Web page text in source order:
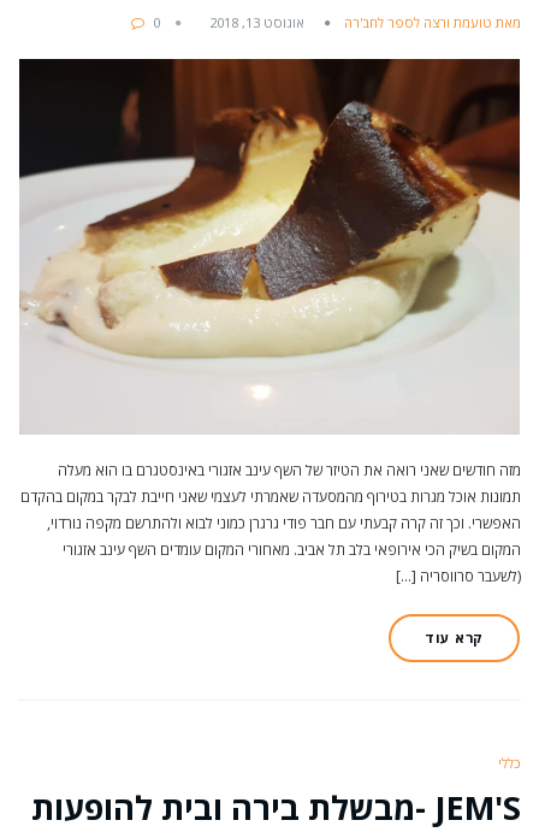
מאת טועמת ורצה לספר לחב'רה אוגוסט 13, 2018 0
מזה חודשים שאני רואה את הטיזר של השף עינב אזגורי באינסטגרם בו הוא מעלה
תמונות אוכל מגרות בטירוף מהמסעדה שאמרתי לעצמי שאני חייבת לבקר במקום בהקדם
האפשרי. וכך זה קרה קבעתי עם חבר פודי גרגרן כמוני לבוא ולהתרשם מקפה נורדוי,
המקום בשיק הכי אירופאי בלב תל אביב. מאחורי המקום עומדים השף עינב אזגורי
(לשעבר סרווסריה […]
קרא עוד
כללי
JEM'S -מבשלת בירה ובית להופעות